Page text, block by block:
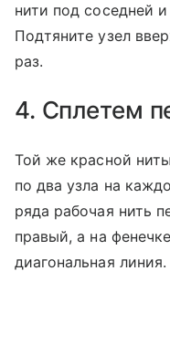
нити под соседней
Подтяните узел
раз.
4. Сплетем
Той же красной
по два узла на
ряда рабочая нить
правый, а на
диагональная линия.